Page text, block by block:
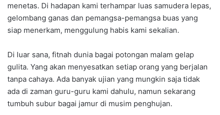
menetas. Di hadapan kami terhampar luas samudera lepas,
gelombang ganas dan pemangsa-pemangsa buas yang
siap menerkam, menggulung habis kami sekalian.
Di luar sana, fitnah dunia bagai potongan malam gelap
gulita. Yang akan menyesatkan setiap orang yang berjalan
tanpa cahaya. Ada banyak ujian yang mungkin saja tidak
ada di zaman guru-guru kami dahulu, namun sekarang
tumbuh subur bagai jamur di musim penghujan.